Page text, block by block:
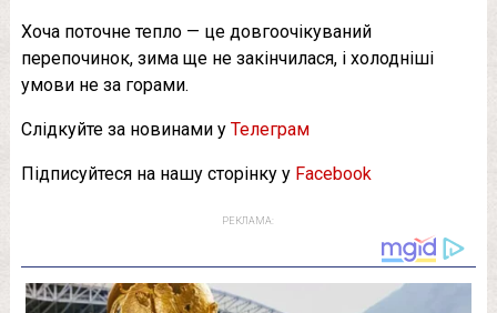
Хоча поточне тепло — це довгоочікуваний
перепочинок, зима ще не закінчилася, і холодніші
умови не за горами.
Слідкуйте за новинами у Телеграм
Підписуйтеся на нашу сторінку у Facebook
РЕКЛАМА: